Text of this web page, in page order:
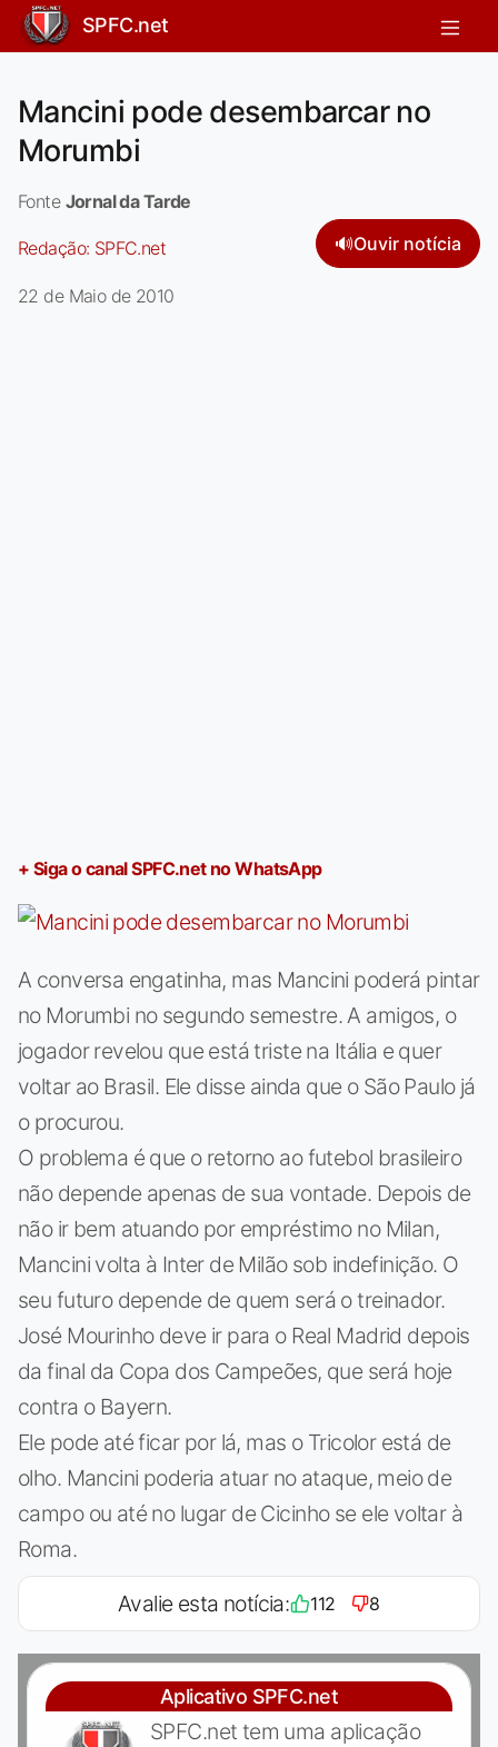
SPFC.net
Mancini pode desembarcar no
Morumbi
Fonte Jornal da Tarde
Redação: SPFC.net 🔊Ouvir notícia
22 de Maio de 2010
+ Siga o canal SPFC.net no WhatsApp
A conversa engatinha, mas Mancini poderá pintar
no Morumbi no segundo semestre. A amigos, o
jogador revelou que está triste na Itália e quer
voltar ao Brasil. Ele disse ainda que o São Paulo já
o procurou.
O problema é que o retorno ao futebol brasileiro
não depende apenas de sua vontade. Depois de
não ir bem atuando por empréstimo no Milan,
Mancini volta à Inter de Milão sob indefinição. O
seu futuro depende de quem será o treinador.
José Mourinho deve ir para o Real Madrid depois
da final da Copa dos Campeões, que será hoje
contra o Bayern.
Ele pode até ficar por lá, mas o Tricolor está de
olho. Mancini poderia atuar no ataque, meio de
campo ou até no lugar de Cicinho se ele voltar à
Roma.
Avalie esta notícia: 112 8
Aplicativo SPFC.net
SPFC.net tem uma aplicação